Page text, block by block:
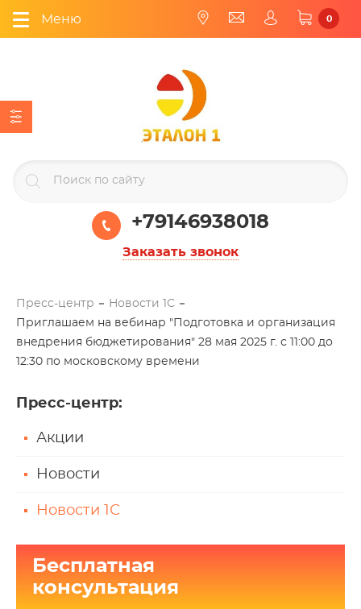
Меню 0
+79146938018
Заказать звонок
Пресс-центр
Новости 1С
Приглашаем на вебинар "Подготовка и организация
внедрения бюджетирования" 28 мая 2025 г. с 11:00 до
12:30 по московскому времени
Пресс-центр:
Акции
Новости
Новости 1С
Бесплатная
консультация